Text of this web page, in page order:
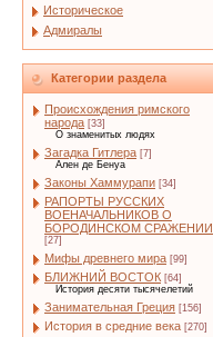
Историческое
Адмиралы
Категории раздела
Происхождения римского
народа [33]
О знаменитых людях
Загадка Гитлера [7]
Ален де Бенуа
Законы Хаммурапи [34]
РАПОРТЫ РУССКИХ
ВОЕНАЧАЛЬНИКОВ О
БОРОДИНСКОМ СРАЖЕНИИ
[27]
Мифы древнего мира [99]
БЛИЖНИЙ ВОСТОК [64]
История десяти тысячелетий
Занимательная Греция [156]
История в средние века [270]